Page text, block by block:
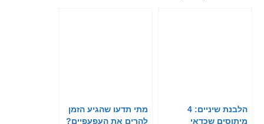
הלבנת שיניים: 4
מיתוסים שכדאי
מתי תדעו שהגיע הזמן
להרים את העפעפיים?